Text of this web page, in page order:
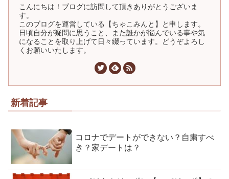
こんにちは！ブログに訪問して頂きありがとうございま
す。
このブログを運営している【ちゃこみんと】と申します。
日頃自分が疑問に思うこと、また誰かが悩んでいる事や気
になることを取り上げて日々綴っています。どうぞよろし
くお願いいたします。
新着記事
コロナでデートができない？自粛すべ
き？家デートは？